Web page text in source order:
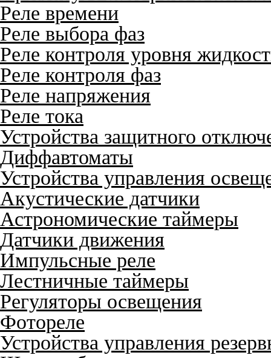
Реле времени
Реле выбора фаз
Реле контроля уровня
Реле контроля фаз
Реле напряжения
Реле тока
Устройства защитного
Диффавтоматы
Устройства управления
Акустические датчики
Астрономические таймеры
Датчики движения
Импульсные реле
Лестничные таймеры
Регуляторы освещения
Фотореле
Устройства управления